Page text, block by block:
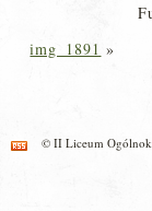
img_1891 »
© II Liceum